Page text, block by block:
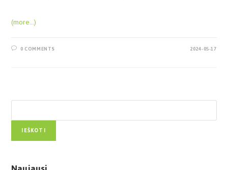
(more…)
0 COMMENTS 2024-05-17
IEŠKOTI